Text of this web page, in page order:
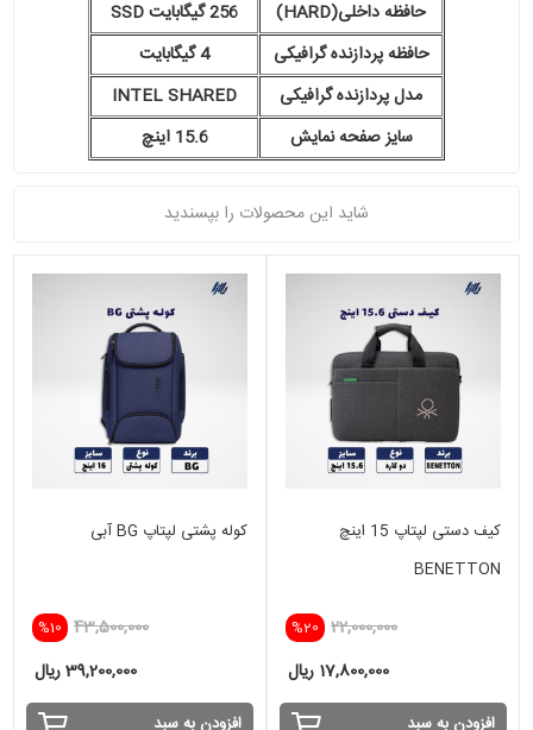
حافظه داخلی(HARD)
256 گیگابایت SSD
حافظه پردازنده گرافیکی
4 گیگابایت
مدل پردازنده گرافیکی
INTEL SHARED
سایز صفحه نمایش
15.6 اینچ
شاید این محصولات را بپسندید
کیف دستی لپتاپ 15 اینچ
BENETTON
%20 22,000,000
17,800,000 ریال
افزودن به سبد
کوله پشتی لپتاپ BG آبی
%10 43,500,000
39,200,000 ریال
افزودن به سبد